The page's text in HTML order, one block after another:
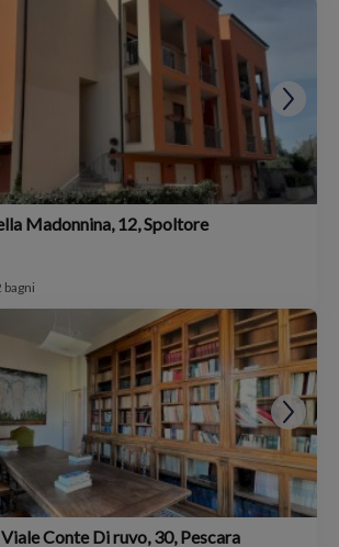
Madonnina, 12, Spoltore
bagni
Conte Di ruvo, 30, Pescara